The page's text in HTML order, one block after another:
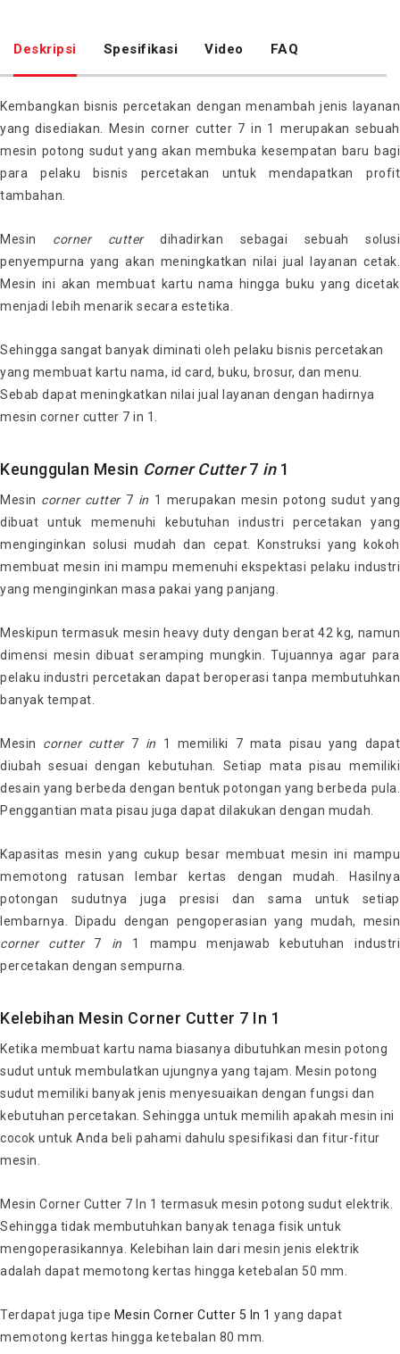
Deskripsi Spesifikasi Video FAQ
Kembangkan bisnis percetakan dengan menambah jenis layanan
yang disediakan. Mesin corner cutter 7 in 1 merupakan sebuah
mesin potong sudut yang akan membuka kesempatan baru bagi
para pelaku bisnis percetakan untuk mendapatkan profit
tambahan.
Mesin corner cutter dihadirkan sebagai sebuah solusi
penyempurna yang akan meningkatkan nilai jual layanan cetak.
Mesin ini akan membuat kartu nama hingga buku yang dicetak
menjadi lebih menarik secara estetika.
Sehingga sangat banyak diminati oleh pelaku bisnis percetakan
yang membuat kartu nama, id card, buku, brosur, dan menu.
Sebab dapat meningkatkan nilai jual layanan dengan hadirnya
mesin corner cutter 7 in 1.
Keunggulan Mesin Corner Cutter7 in1
Mesin corner cutter7 in 1 merupakan mesin potong sudut yang
dibuat untuk memenuhi kebutuhan industri percetakan yang
menginginkan solusi mudah dan cepat. Konstruksi yang kokoh
membuat mesin ini mampu memenuhi ekspektasi pelaku industri
yang menginginkan masa pakai yang panjang.
Meskipun termasuk mesin heavy duty dengan berat 42 kg, namun
dimensi mesin dibuat seramping mungkin. Tujuannya agar para
pelaku industri percetakan dapat beroperasi tanpa membutuhkan
banyak tempat.
Mesin corner cutter7 in 1 memiliki 7 mata pisau yang dapat
diubah sesuai dengan kebutuhan. Setiap mata pisau memiliki
desain yang berbeda dengan bentuk potongan yang berbeda pula.
Penggantian mata pisau juga dapat dilakukan dengan mudah.
Kapasitas mesin yang cukup besar membuat mesin ini mampu
memotong ratusan lembar kertas dengan mudah. Hasilnya
potongan sudutnya juga presisi dan sama untuk setiap
lembarnya. Dipadu dengan pengoperasian yang mudah, mesin
corner
cutter7 in 1 mampu menjawab kebutuhan industri
percetakan dengan sempurna.
Kelebihan Mesin Corner Cutter 7 In 1
Ketika membuat kartu nama biasanya dibutuhkan mesin potong
sudut untuk membulatkan ujungnya yang tajam. Mesin potong
sudut memiliki banyak jenis menyesuaikan dengan fungsi dan
kebutuhan percetakan. Sehingga untuk memilih apakah mesin ini
cocok untuk Anda beli pahami dahulu spesifikasi dan fitur-fitur
mesin.
Mesin Corner Cutter 7 In 1 termasuk mesin potong sudut elektrik.
Sehingga tidak membutuhkan banyak tenaga fisik untuk
mengoperasikannya. Kelebihan lain dari mesin jenis elektrik
adalah dapat memotong kertas hingga ketebalan 50 mm.
Terdapat juga tipe Mesin Corner Cutter 5 In 1 yang dapat
memotong kertas hingga ketebalan 80 mm.